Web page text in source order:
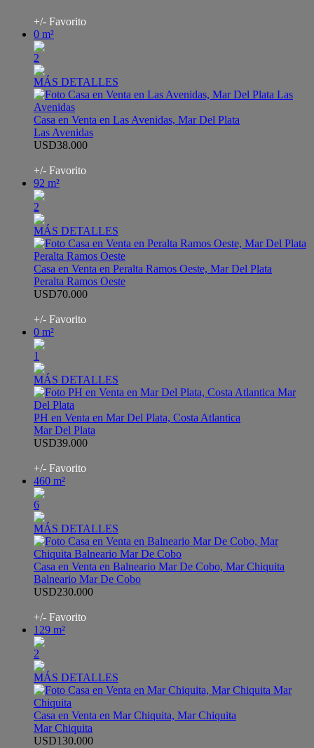
+/- Favorito
0 m²
2
MÁS DETALLES
Casa en Venta en Las Avenidas, Mar Del Plata
Las Avenidas
USD38.000
+/- Favorito
92 m²
2
MÁS DETALLES
Casa en Venta en Peralta Ramos Oeste, Mar Del Plata
Peralta Ramos Oeste
USD70.000
+/- Favorito
0 m²
1
MÁS DETALLES
PH en Venta en Mar Del Plata, Costa Atlantica
Mar Del Plata
USD39.000
+/- Favorito
460 m²
6
MÁS DETALLES
Casa en Venta en Balneario Mar De Cobo, Mar Chiquita
Balneario Mar De Cobo
USD230.000
+/- Favorito
129 m²
2
MÁS DETALLES
Casa en Venta en Mar Chiquita, Mar Chiquita
Mar Chiquita
USD130.000